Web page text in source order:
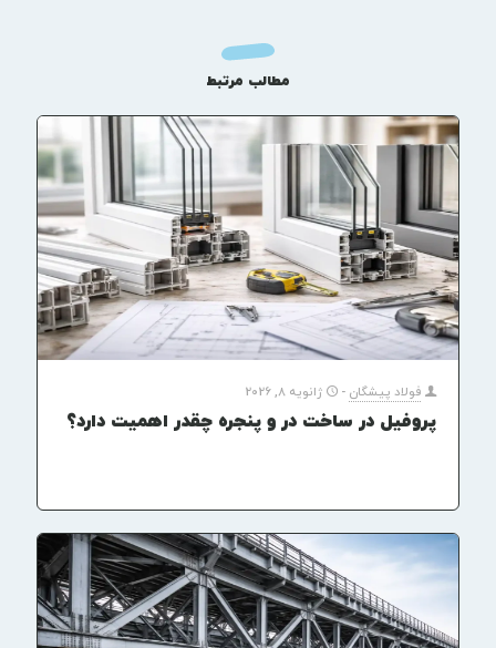
مطالب مرتبط
فولاد پیشگان - ژانویه 8, 2026
پروفیل در ساخت در و پنجره چقدر اهمیت دارد؟